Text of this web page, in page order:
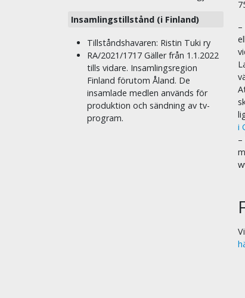
Insamlingstillstånd (i Finland)
Tillståndshavaren: Ristin Tuki ry
RA/2021/1717 Gäller från 1.1.2022
tills vidare. Insamlingsregion
Finland förutom Åland. De
insamlade medlen används för
produktion och sändning av tv-
program.
i